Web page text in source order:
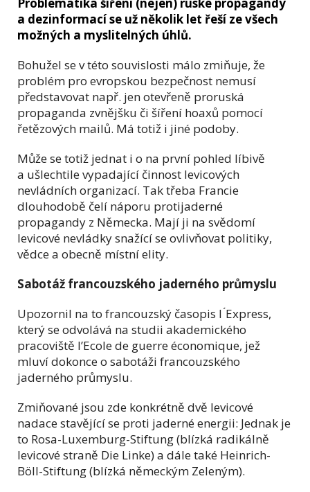
Problematika šíření (nejen) ruské propagandy
a dezinformací se už několik let řeší ze všech
možných a myslitelných úhlů.
Bohužel se v této souvislosti málo zmiňuje, že
problém pro evropskou bezpečnost nemusí
představovat např. jen otevřeně proruská
propaganda zvnějšku či šíření hoaxů pomocí
řetězových mailů. Má totiž i jiné podoby.
Může se totiž jednat i o na první pohled líbivě
a ušlechtile vypadající činnost levicových
nevládních organizací. Tak třeba Francie
dlouhodobě čelí náporu protijaderné
propagandy z Německa. Mají ji na svědomí
levicové nevládky snažící se ovlivňovat politiky,
vědce a obecně místní elity.
Sabotáž francouzského jaderného průmyslu
Upozornil na to francouzský časopis l ́Express,
který se odvolává na studii akademického
pracoviště l’Ecole de guerre économique, jež
mluví dokonce o sabotáži francouzského
jaderného průmyslu.
Zmiňované jsou zde konkrétně dvě levicové
nadace stavějící se proti jaderné energii: Jednak je
to Rosa-Luxemburg-Stiftung (blízká radikálně
levicové straně Die Linke) a dále také Heinrich-
Böll-Stiftung (blízká německým Zeleným).